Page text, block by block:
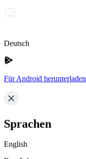
Deutsch
Für Android herunterladen
Sprachen
English